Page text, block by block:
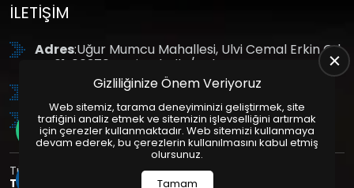
İLETIŞIM
Adres:Uğur Mumcu Mahallesi, Ulvi Cemal Erkin Cd.
No:61, 06370 Yenimahalle/Ankara
: +90 (312) 354 8888
GSM: +90 (532) 343 4085
Tüm Hakları Saklıdır. | Bu site Us Yazılım
Tasarım
Paketleri ile Hazırlanmıştır. © 2025
Gizliliğinize Önem Veriyoruz
Web sitemiz, tarama deneyiminizi geliştirmek, site
trafiğini analiz etmek ve sitemizin işlevselliğini artırmak
için çerezler kullanmaktadır. Web sitemizi kullanmaya
devam ederek, bu çerezlerin kullanılmasını kabul etmiş
olursunuz.
Tamam